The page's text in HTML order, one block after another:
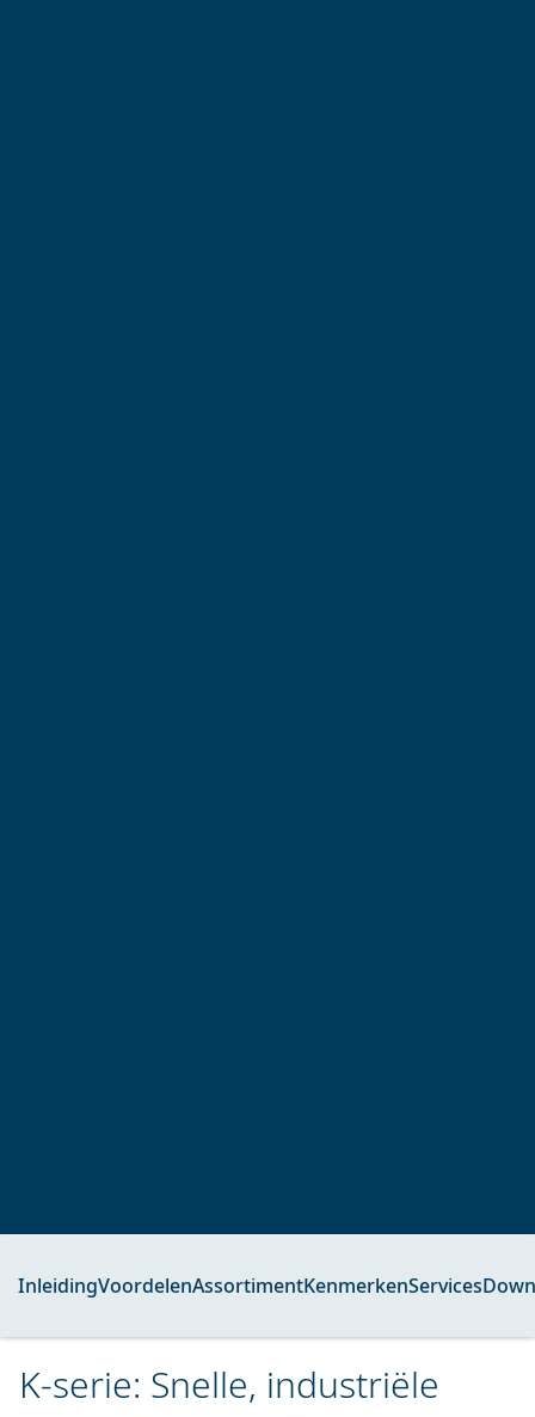
InleidingVoordelenAssortimentKenmerkenServices
K-serie: Snelle, industriële